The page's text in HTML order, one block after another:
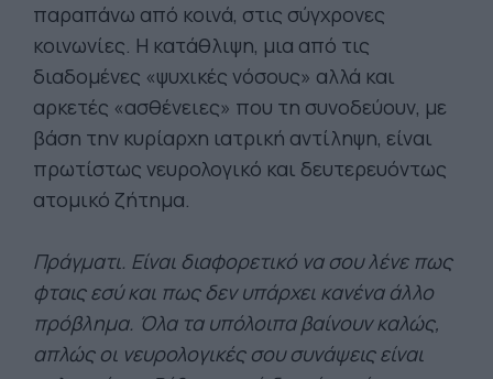
παραπάνω από κοινά, στις σύγχρονες
κοινωνίες. Η κατάθλιψη, μια από τις
διαδομένες «ψυχικές νόσους» αλλά και
αρκετές «ασθένειες» που τη συνοδεύουν, με
βάση την κυρίαρχη ιατρική αντίληψη, είναι
πρωτίστως νευρολογικό και δευτερευόντως
ατομικό ζήτημα.
Πράγματι. Είναι διαφορετικό να σου λένε πως
φταις εσύ και πως δεν υπάρχει κανένα άλλο
πρόβλημα. Όλα τα υπόλοιπα βαίνουν καλώς,
απλώς οι νευρολογικές σου συνάψεις είναι